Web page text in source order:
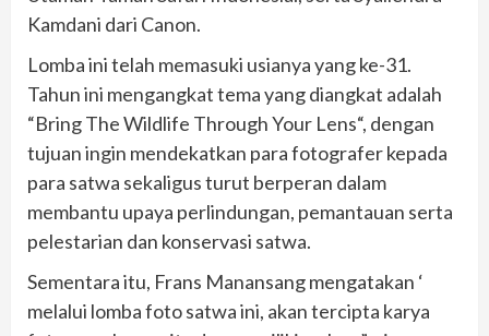
Kamdani dari Canon.
Lomba ini telah memasuki usianya yang ke-31.
Tahun ini mengangkat tema yang diangkat adalah
“Bring The Wildlife Through Your Lens“, dengan
tujuan ingin mendekatkan para fotografer kepada
para satwa sekaligus turut berperan dalam
membantu upaya perlindungan, pemantauan serta
pelestarian dan konservasi satwa.
Sementara itu, Frans Manansang mengatakan ‘
melalui lomba foto satwa ini, akan tercipta karya